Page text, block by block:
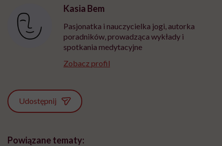
Kasia Bem
Pasjonatka i nauczycielka jogi, autorka
poradników, prowadząca wykłady i
spotkania medytacyjne
Zobacz profil
Udostępnij
Powiązane tematy: